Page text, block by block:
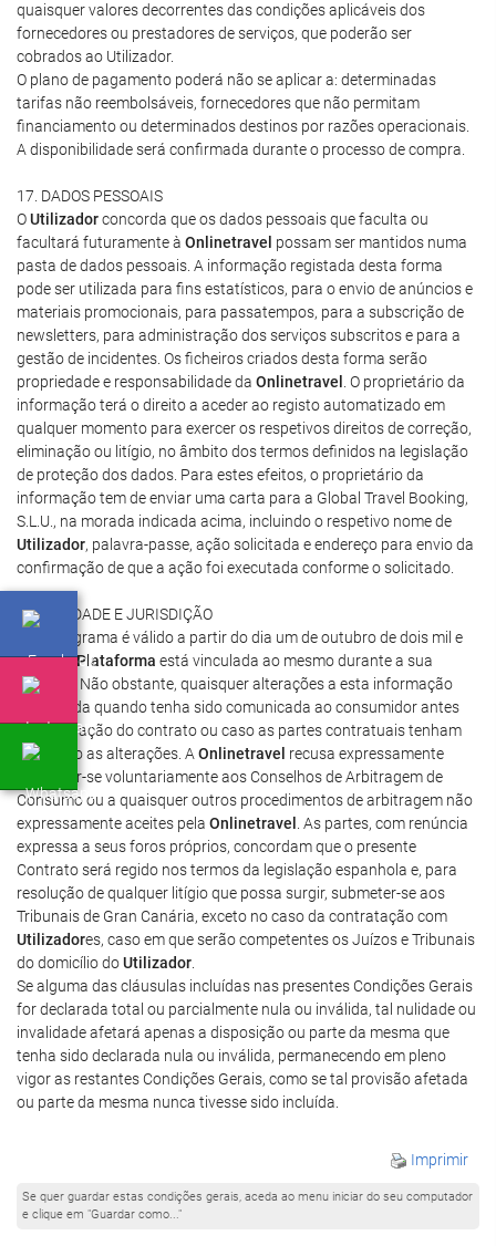
quaisquer valores decorrentes das condições aplicáveis dos
fornecedores ou prestadores de serviços, que poderão ser
cobrados ao Utilizador.
O plano de pagamento poderá não se aplicar a: determinadas
tarifas não reembolsáveis, fornecedores que não permitam
financiamento ou determinados destinos por razões operacionais.
A disponibilidade será confirmada durante o processo de compra.
17. DADOS PESSOAIS
OUtilizadorconcorda que os dados pessoais que faculta ou
facultará futuramente à Onlinetravel possam ser mantidos numa
pasta de dados pessoais. A informação registada desta forma
pode ser utilizada para fins estatísticos, para o envio de anúncios e
materiais promocionais, para passatempos, para a subscrição de
newsletters, para administração dos serviços subscritos e para a
gestão de incidentes. Os ficheiros criados desta forma serão
propriedade e responsabilidade da Onlinetravel
. O proprietário da
informação terá o direito a aceder ao registo automatizado em
qualquer momento para exercer os respetivos direitos de correção,
eliminação ou litígio, no âmbito dos termos definidos na legislação
de proteção dos dados. Para estes efeitos, o proprietário da
informação tem de enviar uma carta para a Global Travel Booking,
S.L.U., na morada indicada acima, incluindo o respetivo nome de
Utilizador, palavra-passe, ação solicitada e endereço para envio da
confirmação de que a ação foi executada conforme o solicitado.
18. VALIDADE E JURISDIÇÃO
Este programa é válido a partir do dia um de outubro de dois mil e
doze e aPlataforma está vinculada ao mesmo durante a sua
vigência. Não obstante, quaisquer alterações a esta informação
será válida quando tenha sido comunicada ao consumidor antes
da celebração do contrato ou caso as partes contratuais tenham
acordado as alterações. A Onlinetravel recusa expressamente
submeter-se voluntariamente aos Conselhos de Arbitragem de
Consumo ou a quaisquer outros procedimentos de arbitragem não
expressamente aceites pela Onlinetravel
. As partes, com renúncia
expressa a seus foros próprios, concordam que o presente
Contrato será regido nos termos da legislação espanhola e, para
resolução de qualquer litígio que possa surgir, submeter-se aos
Tribunais de Gran Canária, exceto no caso da contratação com
Utilizadores, caso em que serão competentes os Juízos e Tribunais
do domicílio doUtilizador
Se alguma das cláusulas incluídas nas presentes Condições Gerais
for declarada total ou parcialmente nula ou inválida, tal nulidade ou
invalidade afetará apenas a disposição ou parte da mesma que
tenha sido declarada nula ou inválida, permanecendo em pleno
vigor as restantes Condições Gerais, como se tal provisão afetada
ou parte da mesma nunca tivesse sido incluída.
Imprimir
Se quer guardar estas condições gerais, aceda ao menu iniciar do seu computador
e clique em "Guardar como..."